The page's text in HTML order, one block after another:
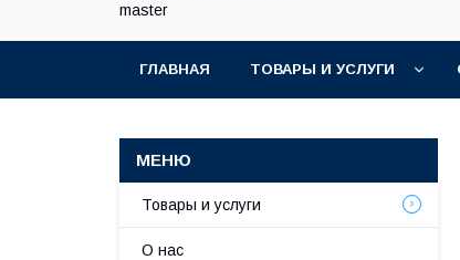
master
ГЛАВНАЯ ТОВАРЫ И УСЛУГИ
Товары и услуги
О нас